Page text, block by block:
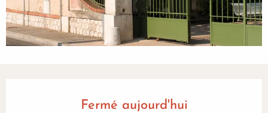
Fermé aujourd'hui